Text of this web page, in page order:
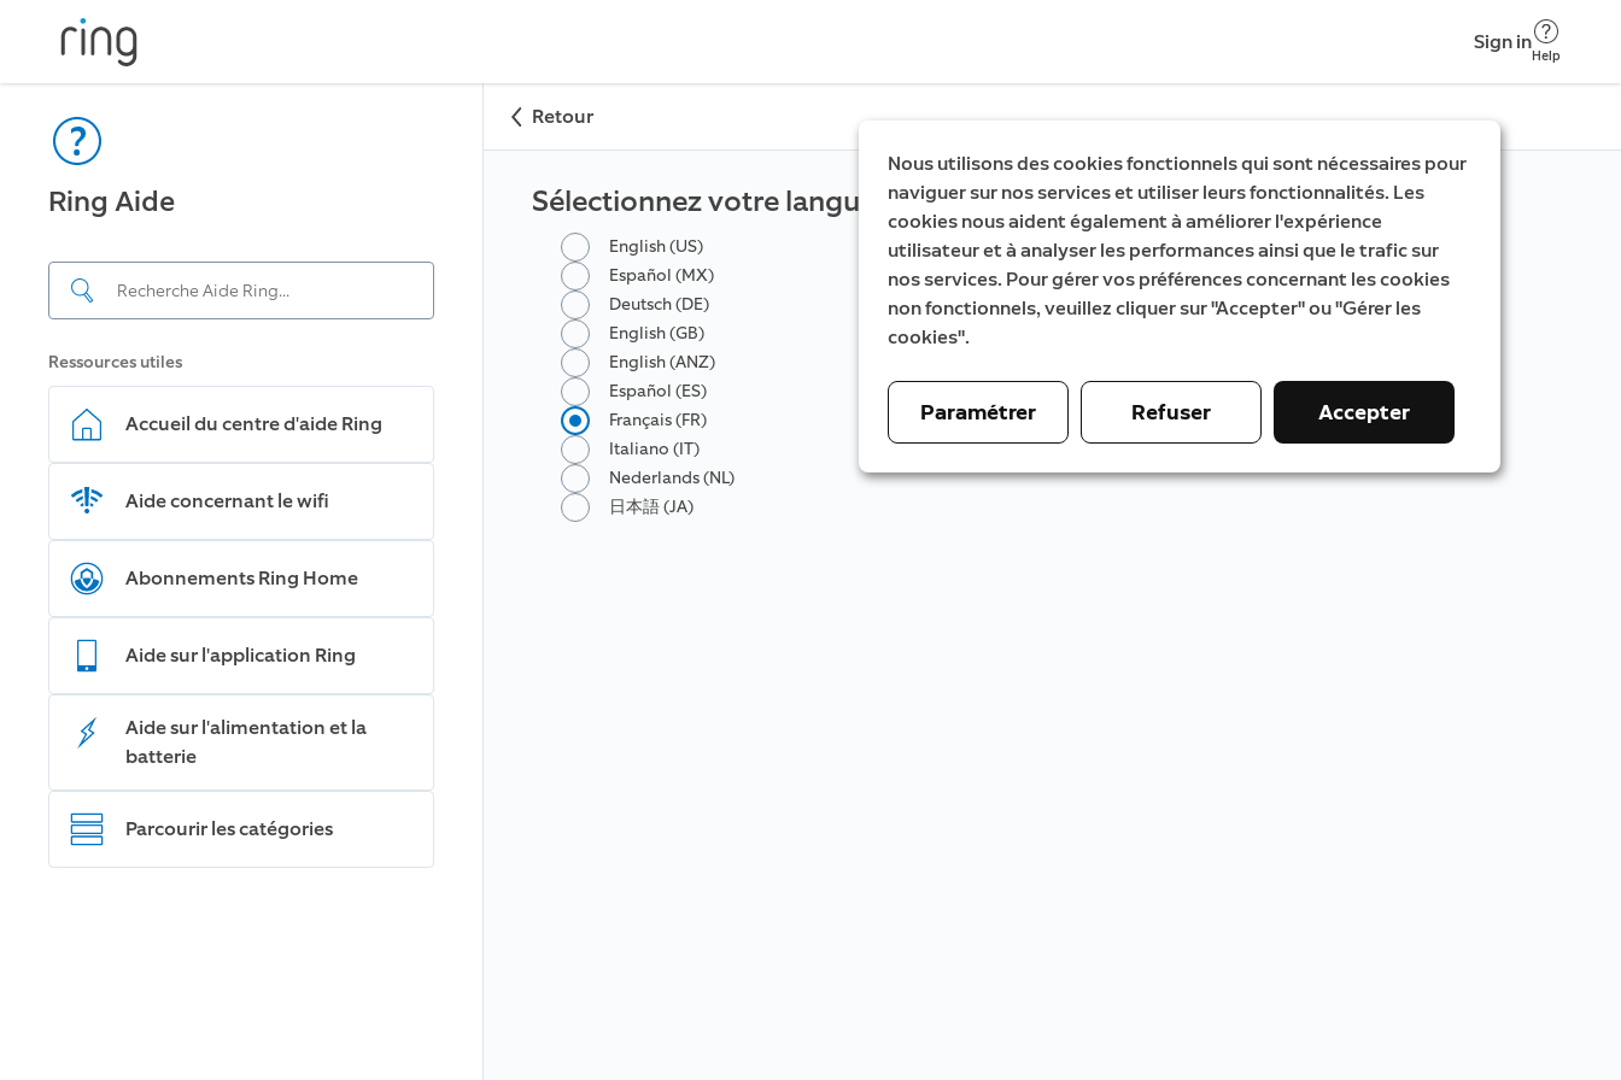
Sign in
Help
Ring Aide
Ressources utiles
Accueil du centre d'aide Ring
Aide concernant le wifi
Abonnements Ring Home
Aide sur l'application Ring
Aide sur l'alimentation et la
batterie
Parcourir les catégories
Retour
Sélectionnez votre langue
English (US)
Español (MX)
Deutsch (DE)
English (GB)
English (ANZ)
Español (ES)
Français (FR)
Italiano (IT)
Nederlands (NL)
日本語 (JA)
Nous utilisons des cookies fonctionnels qui sont nécessaires pour
naviguer sur nos services et utiliser leurs fonctionnalités. Les
cookies nous aident également à améliorer l'expérience
utilisateur et à analyser les performances ainsi que le trafic sur
nos services. Pour gérer vos préférences concernant les cookies
non fonctionnels, veuillez cliquer sur "Accepter" ou "Gérer les
cookies".
Paramétrer Refuser Accepter